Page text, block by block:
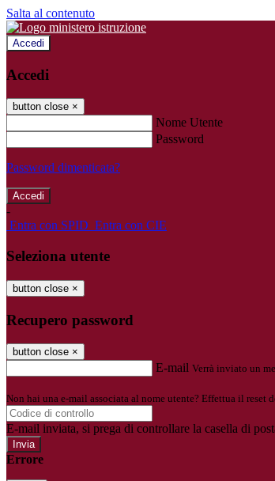
Salta al contenuto
Accedi
Accedi
button close ×
Nome Utente
Password
Password dimenticata?
-
Entra con SPID Entra con CIE
Seleziona utente
button close ×
Recupero password
button close ×
E-mail Verrà inviato un
Non hai una e-mail associata al nome utente? Effettua il reset
E-mail inviata, si prega di controllare la casella di
Errore